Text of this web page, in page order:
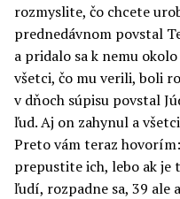
rozmyslite, čo chcete
prednedávnom povstal
a pridalo sa k nemu
všetci, čo mu verili, boli
v dňoch súpisu povstal
ľud. Aj on zahynul a
Preto vám teraz
prepustite ich, lebo ak
ľudí, rozpadne sa, 39 ale